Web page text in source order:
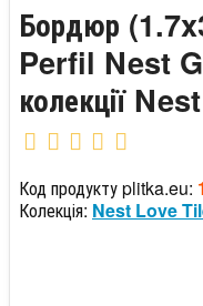
Бордюр
Perfil Nest
колекції
Код продукту plitka.eu:
Колекція: Nest Love